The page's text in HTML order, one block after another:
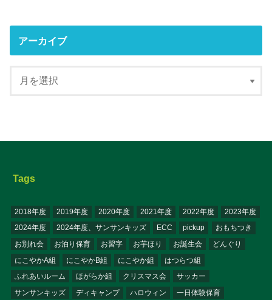
アーカイブ
Tags
2018年度 2019年度 2020年度 2021年度 2022年度
2023年度
2024年度
2024年度、サンサンキッズ ECC pickup
おもちつき
お別れ会
お泊り保育 お習字 お芋ほり お誕生会
どんぐり
にこやかA組
にこやかB組 にこやか組
はつらつ組
ふれあいルーム
ほがらか組 クリスマス会
サッカー
サンサンキッズ
ディキャンプ ハロウィン
一日体験保育